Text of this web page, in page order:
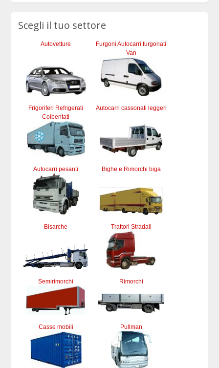
Scegli il tuo settore
Autovetture
Furgoni Autocarri furgonati
Van
Frigoriferi Refrigerati
Coibentati
Autocarri cassonati leggeri
Autocarri pesanti Bighe e Rimorchi biga
Bisarche Trattori Stradali
Semirimorchi Rimorchi
Casse mobili Pullman